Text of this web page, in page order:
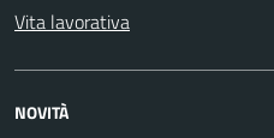
Vita lavorativa
NOVITÀ